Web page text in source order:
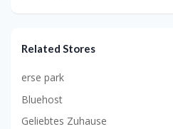
Related Stores
erse park
Bluehost
Geliebtes Zuhause